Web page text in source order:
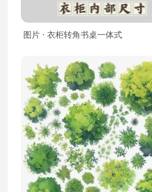
图片 · 衣柜转角书桌一体式